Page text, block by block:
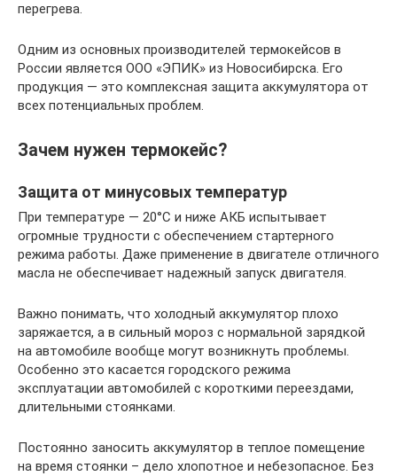
перегрева.
Одним из основных производителей термокейсов в
России является ООО «ЭПИК» из Новосибирска. Его
продукция — это комплексная защита аккумулятора от
всех потенциальных проблем.
Зачем нужен термокейс?
Защита от минусовых температур
При температуре — 20°С и ниже АКБ испытывает
огромные трудности с обеспечением стартерного
режима работы. Даже применение в двигателе отличного
масла не обеспечивает надежный запуск двигателя.
Важно понимать, что холодный аккумулятор плохо
заряжается, а в сильный мороз с нормальной зарядкой
на автомобиле вообще могут возникнуть проблемы.
Особенно это касается городского режима
эксплуатации автомобилей с короткими переездами,
длительными стоянками.
Постоянно заносить аккумулятор в теплое помещение
на время стоянки – дело хлопотное и небезопасное. Без